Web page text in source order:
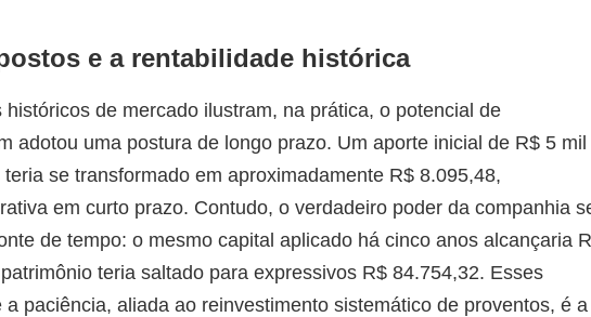
e a rentabilidade histórica
de mercado ilustram, na prática, o potencial de
adotou uma postura de longo prazo. Um aporte inicial de R$ 5 mil
se transformado em aproximadamente R$ 8.095,48,
em curto prazo. Contudo, o verdadeiro poder da companhia
de tempo: o mesmo capital aplicado há cinco anos alcançaria
teria saltado para expressivos R$ 84.754,32. Esses
paciência, aliada ao reinvestimento sistemático de proventos, é a